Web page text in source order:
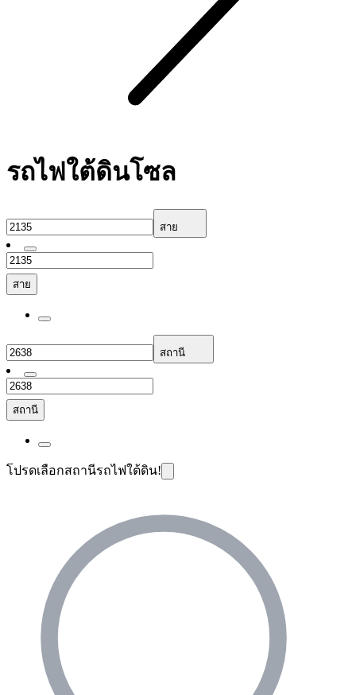
รถไฟใต้ดินโซล
สาย
สาย
สถานี
สถานี
โปรดเลือกสถานีรถไฟใต้ดิน!